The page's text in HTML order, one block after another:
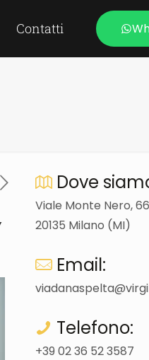
Contatti
Dove
Viale Monte Nero, 66
20135 Milano (MI)
Email:
Telefono:
+39 02 36 52 3587